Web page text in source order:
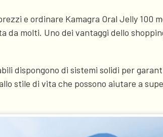
e ordinare Kamagra Oral Jelly 100
molti. Uno dei vantaggi dello
dispongono di sistemi solidi per
stile di vita che possono aiutare a